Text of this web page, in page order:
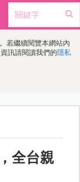
若繼續閱覽本網站內
訊請閱讀我們的隱私
全台親